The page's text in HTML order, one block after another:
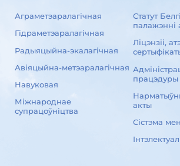
Аграметэаралагічная
Гідраметэаралагічная
Радыяцыйна-экалагічная
Авіяцыйна-метэаралагічная
Навуковая
Міжнароднае
супрацоўніцтва
Статут
палажэнні
Ліцэнзіі,
працэдуры
акты
Сістэма